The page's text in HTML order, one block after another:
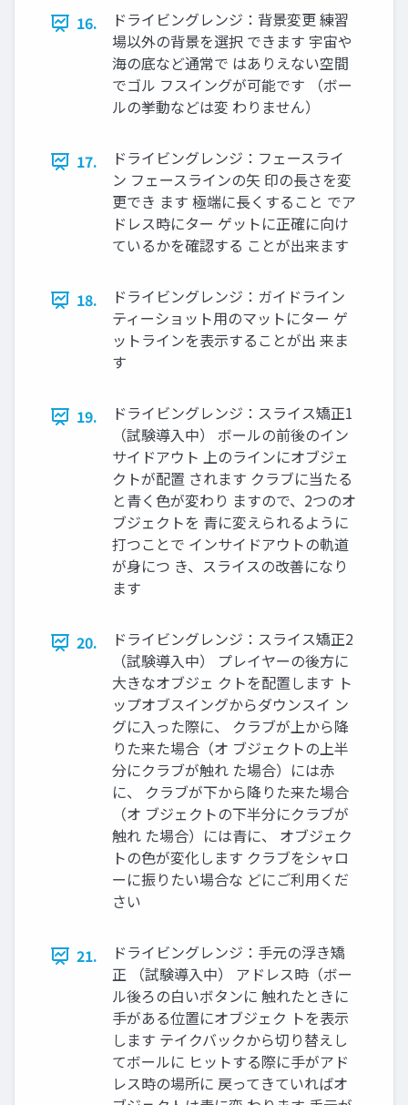
16.
ドライビングレンジ：背景変更 練習
場以外の背景を選択 できます 宇宙や
海の底など通常で はありえない空間
でゴル フスイングが可能です （ボー
ルの挙動などは変 わりません）
17.
ドライビングレンジ：フェースライ
ン フェースラインの矢 印の長さを変
更でき ます 極端に長くすること でア
ドレス時にター ゲットに正確に向け
ているかを確認する ことが出来ます
18.
ドライビングレンジ：ガイドライン
ティーショット用のマットにター ゲ
ットラインを表示することが出 来ま
す
19.
ドライビングレンジ：スライス矯正1
（試験導入中） ボールの前後のイン
サイドアウト 上のラインにオブジェ
クトが配置 されます クラブに当たる
と青く色が変わり ますので、2つのオ
ブジェクトを 青に変えられるように
打つことで インサイドアウトの軌道
が身につ き、スライスの改善になり
ます
20.
ドライビングレンジ：スライス矯正2
（試験導入中） プレイヤーの後方に
大きなオブジェ クトを配置します ト
ップオブスイングからダウンスイ ン
グに入った際に、 クラブが上から降
りた来た場合（オ ブジェクトの上半
分にクラブが触れ た場合）には赤
に、 クラブが下から降りた来た場合
（オ ブジェクトの下半分にクラブが
触れ た場合）には青に、 オブジェク
トの色が変化します クラブをシャロ
ーに振りたい場合な どにご利用くだ
さい
21.
ドライビングレンジ：手元の浮き矯
正 （試験導入中） アドレス時（ボー
ル後ろの白いボタンに 触れたときに
手がある位置にオブジェク トを表示
します テイクバックから切り替えし
てボールに ヒットする際に手がアド
レス時の場所に 戻ってきていればオ